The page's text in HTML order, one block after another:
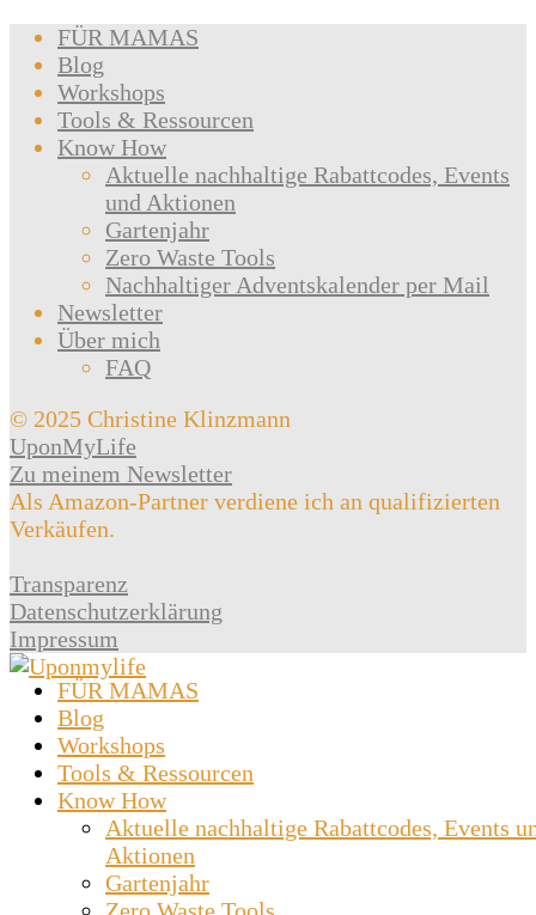
FÜR MAMAS
Blog
Workshops
Tools & Ressourcen
Know How
Aktuelle nachhaltige Rabattcodes, Events
und Aktionen
Gartenjahr
Zero Waste Tools
Nachhaltiger Adventskalender per Mail
Newsletter
Über mich
FAQ
© 2025 Christine Klinzmann
UponMyLife
Zu meinem Newsletter
Als Amazon-Partner verdiene ich an qualifizierten
Verkäufen.
Transparenz
Datenschutzerklärung
Impressum
FÜR MAMAS
Blog
Workshops
Tools & Ressourcen
Know How
Aktuelle nachhaltige Rabattcodes, Events
Aktionen
Gartenjahr